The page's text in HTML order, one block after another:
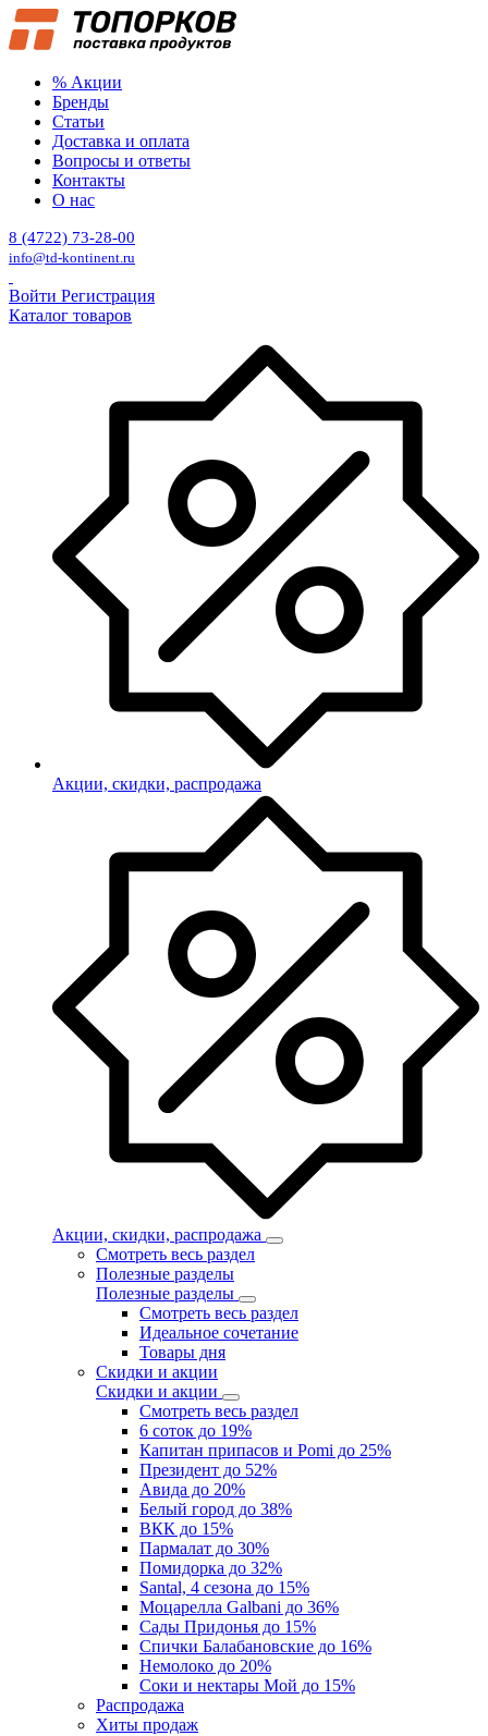
% Акции
Бренды
Статьи
Доставка и оплата
Вопросы и ответы
Контакты
О нас
8 (4722) 73-28-00
info@td-kontinent.ru
Войти Регистрация
Каталог товаров
Акции, скидки, распродажа
Акции, скидки, распродажа
Смотреть весь раздел
Полезные разделы
Полезные разделы
Смотреть весь раздел
Идеальное сочетание
Товары дня
Скидки и акции
Скидки и акции
Смотреть весь раздел
6 соток до 19%
Капитан припасов и Pomi до 25%
Президент до 52%
Авида до 20%
Белый город до 38%
ВКК до 15%
Пармалат до 30%
Помидорка до 32%
Santal, 4 сезона до 15%
Моцарелла Galbani до 36%
Сады Придонья до 15%
Спички Балабановские до 16%
Немолоко до 20%
Соки и нектары Мой до 15%
Распродажа
Хиты продаж